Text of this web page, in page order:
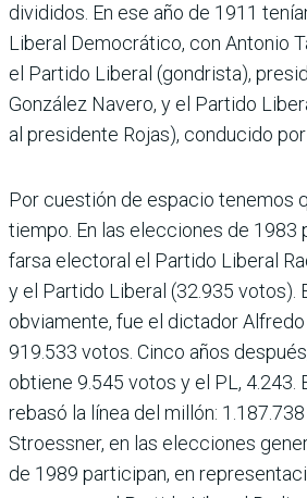
divididos. En ese año de 1911
Liberal Democrático, con Antonio
el Partido Liberal (gondrista),
González Navero, y el Partido
al presidente Rojas), conducido por
Por cuestión de espacio tenemos
tiempo. En las elecciones de 1983
farsa electoral el Partido Liberal
y el Partido Liberal (32.935 votos).
obviamente, fue el dictador
919.533 votos. Cinco años
obtiene 9.545 votos y el PL, 4.243.
rebasó la línea del millón:
Stroessner, en las elecciones
de 1989 participan, en